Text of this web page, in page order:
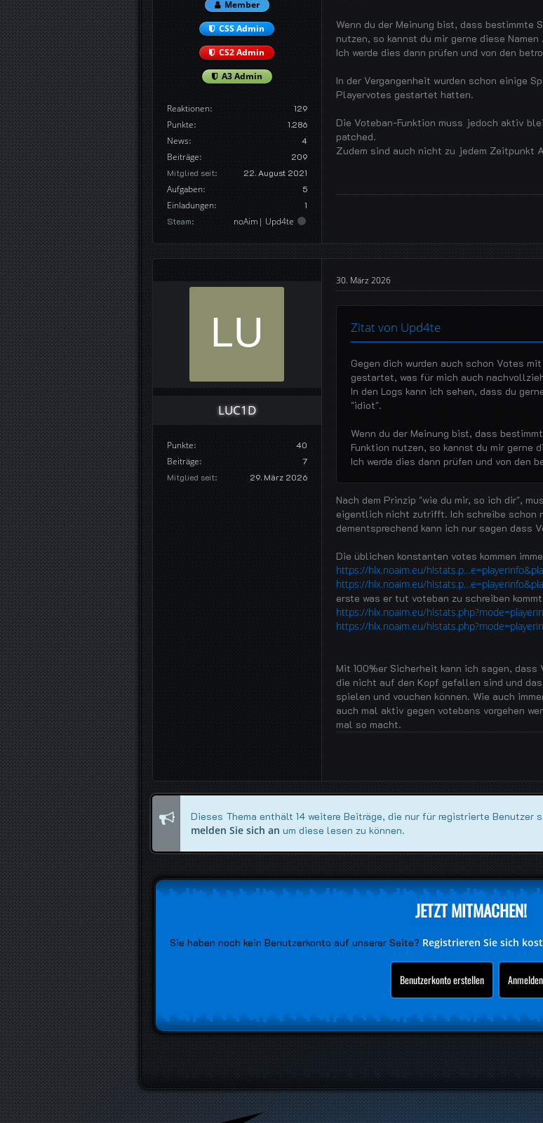
Member
CSS Admin
CS2 Admin
A3 Admin
Reaktionen 129
Punkte 1.286
News 4
Beiträge
209
Mitglied seit
22. August 2021
Aufgaben 5
Einladungen
1
Steam
noAim| Upd4te
Wenn du der Meinung bist, dass bestimmte
nutzen, so kannst du mir gerne diese
Ich werde dies dann prüfen und von den
In der Vergangenheit wurden schon einige
Playervotes gestartet hatten.
Die Voteban-Funktion muss jedoch aktiv
patched.
Zudem sind auch nicht zu jedem Zeitpunkt
LUC1D
Punkte 40
Beiträge
7
Mitglied seit
29. März 2026
30. März 2026
Zitat von Upd4te
Gegen dich wurden auch schon Votes
gestartet, was für mich auch
In den Logs kann ich sehen, dass du
"idiot".
Wenn du der Meinung bist, dass
Funktion nutzen, so kannst du mir gerne
Ich werde dies dann prüfen und von den
Nach dem Prinzip "wie du mir, so ich dir",
eigentlich nicht zutrifft. Ich schreibe schon
dementsprechend kann ich nur sagen dass
Die üblichen konstanten votes kommen
https://hlx.noaim.eu/
https://hlx.noaim.eu/
erste was er tut voteban zu schreiben
https://hlx.noaim.eu/
https://hlx.noaim.eu/
Mit 100%er Sicherheit kann ich sagen,
die nicht auf den Kopf gefallen sind und
spielen und vouchen können. Wie auch
auch mal aktiv gegen votebans vorgehen
mal so macht.
Dieses Thema enthält 14 weitere Beiträge, die nur für registrierte Benutzer
melden Sie sich an um diese lesen zu können.
JETZT MITMACHEN!
Sie haben noch kein Benutzerkonto auf unserer Seite? Registrieren Sie sich
Benutzerkonto erstellen Anmelden